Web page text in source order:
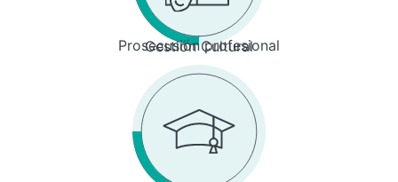
Prosecusión profesional
Gestión Cultural